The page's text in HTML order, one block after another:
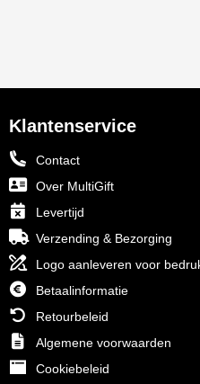
Klantenservice
Contact
Over MultiGift
Levertijd
Verzending & Bezorging
Logo aanleveren voor
Betaalinformatie
Retourbeleid
Algemene voorwaarden
Cookiebeleid